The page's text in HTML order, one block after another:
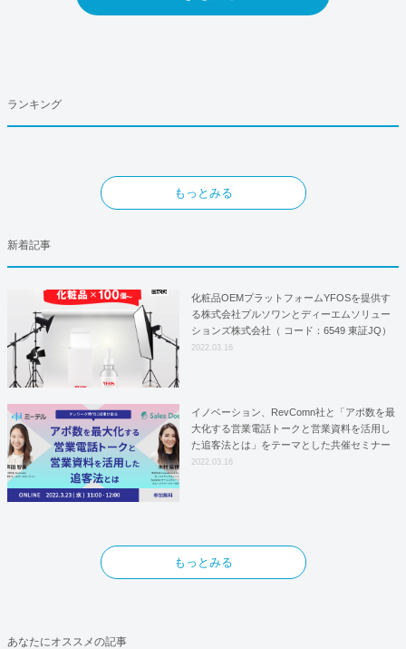
ランキング
もっとみる
新着記事
化粧品OEMプラットフォームYFOSを提供す
る株式会社プルソワンとディーエムソリュー
ションズ株式会社（ コード：6549 東証JQ）
はYFOSにおけるロジスティクスパートナー
2022.03.16
イノベーション、RevComn社と「アポ数を最
大化する営業電話トークと営業資料を活用し
た追客法とは」をテーマとした共催セミナー
を開催！
2022.03.16
もっとみる
あなたにオススメの記事